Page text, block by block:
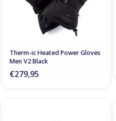
Therm-ic Heated Power Gloves
Men V2 Black
€279,95